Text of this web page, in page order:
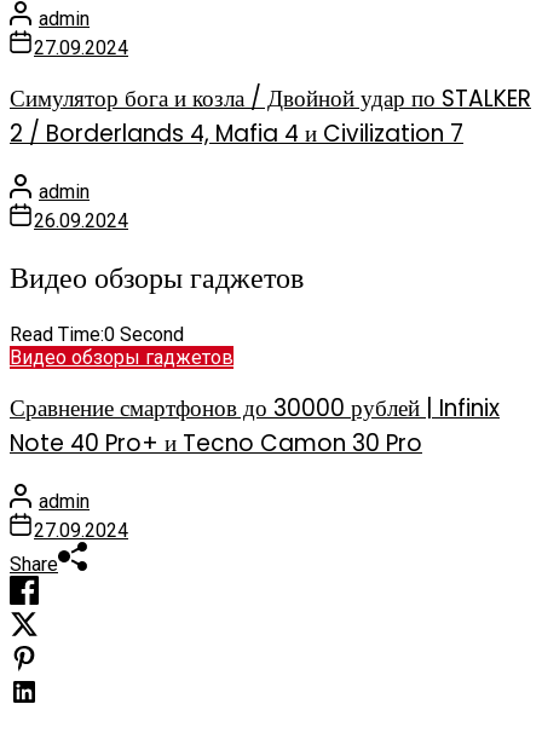
admin
27.09.2024
Симулятор бога и козла / Двойной удар по STALKER
2 / Borderlands 4, Mafia 4 и Civilization 7
admin
26.09.2024
Видео обзоры гаджетов
Read Time:0 Second
Видео обзоры гаджетов
Сравнение смартфонов до 30000 рублей | Infinix
Note 40 Pro+ и Tecno Camon 30 Pro
admin
27.09.2024
Share